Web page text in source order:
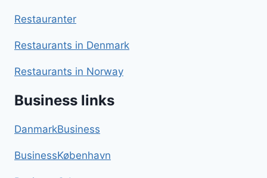
Restauranter
Restaurants in Denmark
Restaurants in Norway
Business links
DanmarkBusiness
BusinessKøbenhavn